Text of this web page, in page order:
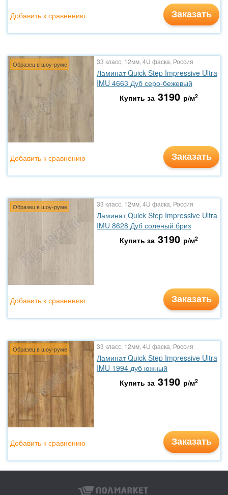
Заказать
Добавить к сравнению
Образец в шоу-руме 33 класс, 12мм, 4U фаска, Россия
Ламинат Quick Step Impressive Ultra
IMU 4663 Дуб серо-бежевый
Купить за 3190 р/м2
Заказать
Добавить к сравнению
Образец в шоу-руме 33 класс, 12мм, 4U фаска, Россия
Ламинат Quick Step Impressive Ultra
IMU 8628 Дуб соленый бриз
Купить за 3190 р/м2
Заказать
Добавить к сравнению
Образец в шоу-руме 33 класс, 12мм, 4U фаска, Россия
Ламинат Quick Step Impressive Ultra
IMU 1994 дуб южный
Купить за 3190 р/м2
Заказать
Добавить к сравнению